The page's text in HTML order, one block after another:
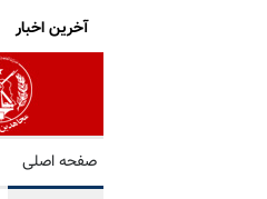
رژیم ایران روندی پیچیده است و زمان می‌برد
آخرین اخبار
صفحه اصلی